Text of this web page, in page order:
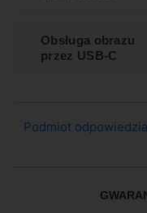
Obsługa obrazu
przez USB-C
Podmiot